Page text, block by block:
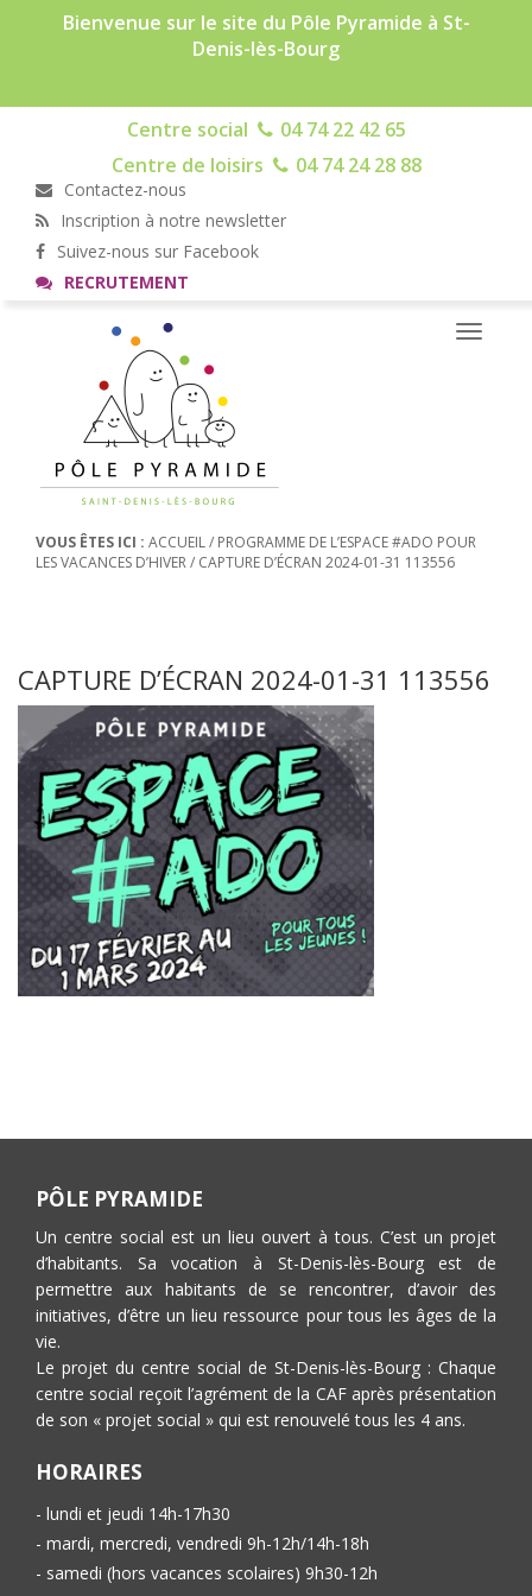
Bienvenue sur le site du Pôle Pyramide à St-
Denis-lès-Bourg
Centre social
04 74 22 42 65
Centre de loisirs
04 74 24 28 88
Contactez-nous
Inscription à notre newsletter
Suivez-nous sur Facebook
RECRUTEMENT
Toggle
VOUS ÊTES ICI : ACCUEIL/ PROGRAMME DE L’ESPACE #ADO POUR
LES VACANCES D’HIVER/ CAPTURE D’ÉCRAN 2024-01-31 113556
CAPTURE D’ÉCRAN 2024-01-31 113556
PÔLE PYRAMIDE
Un centre social est un lieu ouvert à tous. C’est un projet
d’habitants. Sa vocation à St-Denis-lès-Bourg est de
permettre aux habitants de se rencontrer, d’avoir des
initiatives, d’être un lieu ressource pour tous les âges de la
vie.
Le projet du centre social de St-Denis-lès-Bourg : Chaque
centre social reçoit l’agrément de la CAF après présentation
de son « projet social » qui est renouvelé tous les 4 ans.
HORAIRES
- lundi et jeudi 14h-17h30
- mardi, mercredi, vendredi 9h-12h/14h-18h
- samedi (hors vacances scolaires) 9h30-12h